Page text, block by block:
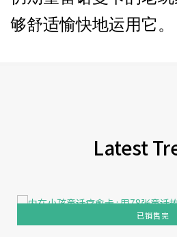
够舒适愉快地运用它。
Latest
已销售完